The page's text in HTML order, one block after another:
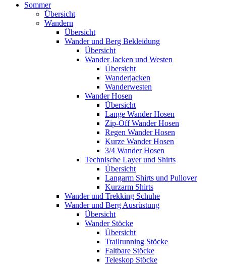
Sommer
Übersicht
Wandern
Übersicht
Wander und Berg Bekleidung
Übersicht
Wander Jacken und Westen
Übersicht
Wanderjacken
Wanderwesten
Wander Hosen
Übersicht
Lange Wander Hosen
Zip-Off Wander Hosen
Regen Wander Hosen
Kurze Wander Hosen
3/4 Wander Hosen
Technische Layer und Shirts
Übersicht
Langarm Shirts und Pullover
Kurzarm Shirts
Wander und Trekking Schuhe
Wander und Berg Ausrüstung
Übersicht
Wander Stöcke
Übersicht
Trailrunning Stöcke
Faltbare Stöcke
Teleskop Stöcke